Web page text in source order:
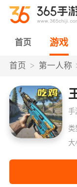
首页 游戏
首页 第一人称
手
类
大